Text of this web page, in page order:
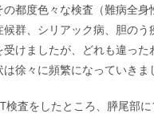
都度色々な検査（難病全身
候群、シリアック病、胆のう
けましたが、どれも違った
徐々に頻繁になっていきま
検査をしたところ、膵尾部